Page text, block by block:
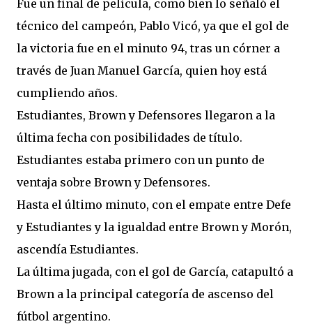
Fue un final de película, como bien lo señaló el
técnico del campeón, Pablo Vicó, ya que el gol de
la victoria fue en el minuto 94, tras un córner a
través de Juan Manuel García, quien hoy está
cumpliendo años.
Estudiantes, Brown y Defensores llegaron a la
última fecha con posibilidades de título.
Estudiantes estaba primero con un punto de
ventaja sobre Brown y Defensores.
Hasta el último minuto, con el empate entre Defe
y Estudiantes y la igualdad entre Brown y Morón,
ascendía Estudiantes.
La última jugada, con el gol de García, catapultó a
Brown a la principal categoría de ascenso del
fútbol argentino.